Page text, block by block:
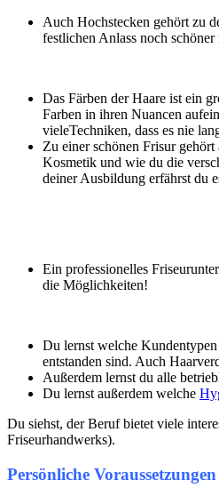
Auch Hochstecken gehört zu
festlichen Anlass noch
Das Färben der Haare ist ein
Farben in ihren Nuancen
vieleTechniken, dass es nie
Zu einer schönen Frisur
Kosmetik und wie du die
deiner Ausbildung erfährst du
Ein professionelles
die Möglichkeiten!
Du lernst welche
entstanden sind. Auch
Außerdem lernst du alle
Du lernst außerdem welche
Du siehst, der Beruf bietet viele
Friseurhandwerks).
Persönliche Voraussetzungen